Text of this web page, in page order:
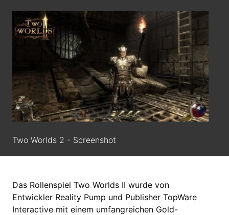
Two Worlds 2 - Screenshot
Das Rollenspiel Two Worlds II wurde von
Entwickler Reality Pump und Publisher TopWare
Interactive mit einem umfangreichen Gold-